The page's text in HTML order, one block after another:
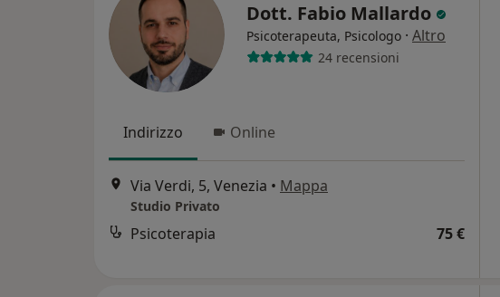
Dott. Fabio Mallardo
Psicoterapeuta, Psicologo · Altro
24 recensioni
Indirizzo Online
Via Verdi, 5, Venezia • Mappa
Studio Privato
Psicoterapia 75 €